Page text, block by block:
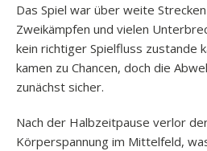
Das Spiel war über weite
Zweikämpfen und vielen
kein richtiger Spielfluss zustande
kamen zu Chancen, doch die
zunächst sicher.
Nach der Halbzeitpause verlor
Körperspannung im Mittelfeld,